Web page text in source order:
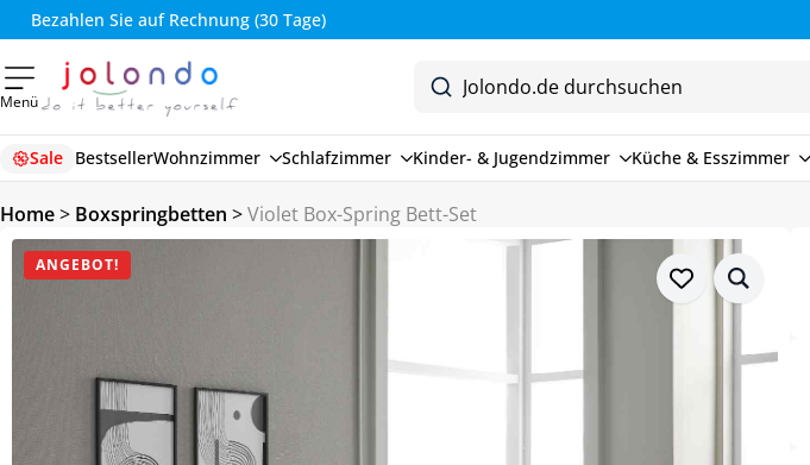
Bezahlen Sie auf Rechnung (30 Tage)
Menü
Sale BestsellerWohnzimmer Schlafzimmer Kinder- & Jugendzimmer Küche & Esszimmer
Home> Boxspringbetten >Violet Box-Spring Bett-Set
ANGEBOT!